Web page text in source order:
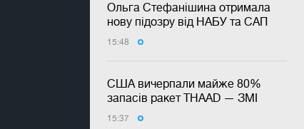
Ольга Стефанішина отримала
нову підозру від НАБУ та САП
15:48
США вичерпали майже 80%
запасів ракет THAAD — ЗМІ
15:37